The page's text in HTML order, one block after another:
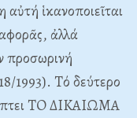
ἱκανοποιεῖται
ἀλλά
προσωρινή
1993). Tό δεύτερο
TO ΔIKAIΩMA